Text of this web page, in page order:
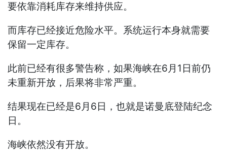
要依靠消耗库存来维持供应。
而库存已经接近危险水平。系统运行本身就需要
保留一定库存。
此前已经有很多警告称，如果海峡在6月1日前仍
未重新开放，后果将非常严重。
结果现在已经是6月6日，也就是诺曼底登陆纪念
日。
海峡依然没有开放。